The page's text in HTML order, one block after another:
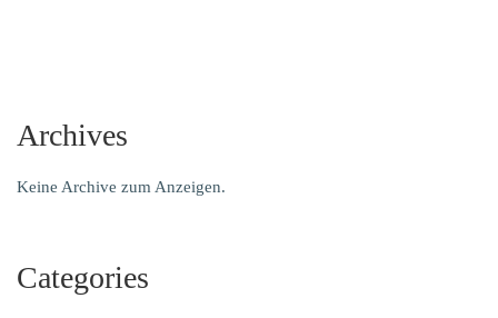
Archives
Keine Archive zum Anzeigen.
Categories